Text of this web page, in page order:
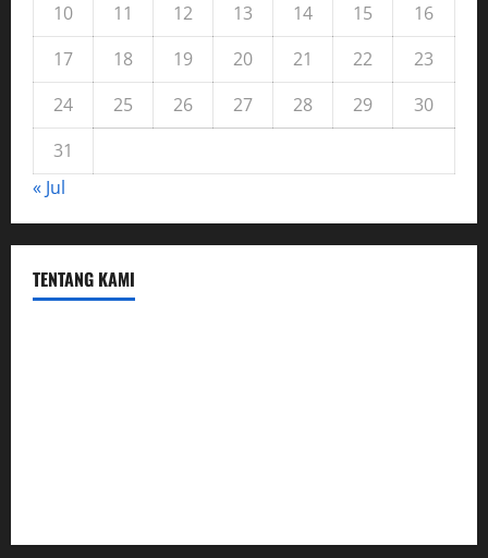
10
11 12 13 14 15
16
17
18 19 20 21 22
23
24
25 26 27 28 29
30
31
« Jul
TENTANG KAMI